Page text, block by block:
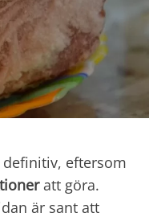
definitiv, eftersom
att göra.
är sant att